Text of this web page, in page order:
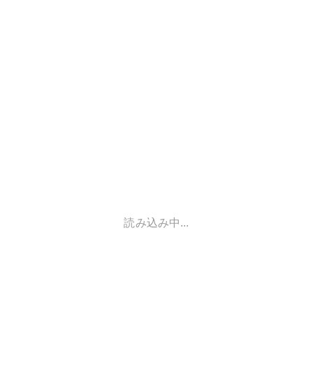
読み込み中...